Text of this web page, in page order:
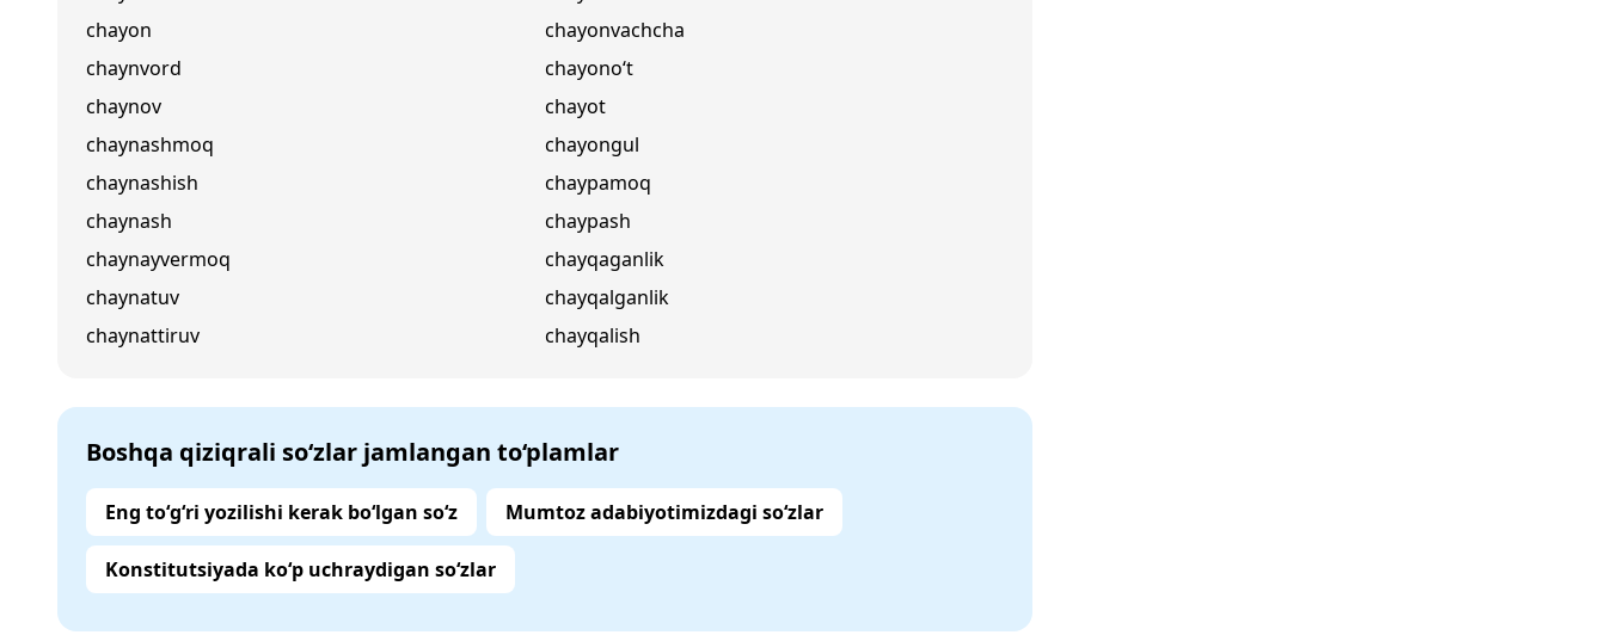
chayon
chaynvord
chaynov
chaynashmoq
chaynashish
chaynash
chaynayvermoq
chaynatuv
chaynattiruv
chayonvachcha
chayono‘t
chayot
chayongul
chaypamoq
chaypash
chayqaganlik
chayqalganlik
chayqalish
Boshqa qiziqrali so‘zlar jamlangan to‘plamlar
Eng to‘g‘ri yozilishi kerak bo‘lgan so‘z Mumtoz adabiyotimizdagi so‘zlar
Konstitutsiyada ko‘p uchraydigan so‘zlar